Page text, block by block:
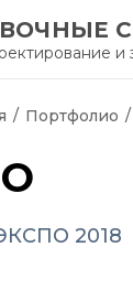
и
/ Портфолио /
2018